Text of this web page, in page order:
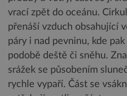
vrací zpět do oceánu.
přenáší vzduch obsahující
páry i nad pevninu, kde
podobě deště či sněhu.
srážek se působením
rychle vypaří. Část se